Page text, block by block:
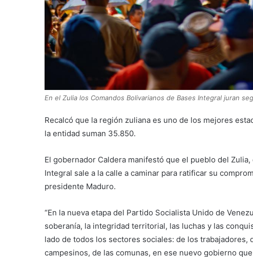
En el Zulia los Comandos Bolivarianos de Bases Integral juran
Recalcó que la región zuliana es uno de los mejores
la entidad suman 35.850.
El gobernador Caldera manifestó que el pueblo del
Integral sale a la calle a caminar para ratificar su
presidente Maduro.
“En la nueva etapa del Partido Socialista Unido de
soberanía, la integridad territorial, las luchas y las
lado de todos los sectores sociales: de los
campesinos, de las comunas, en ese nuevo gobierno